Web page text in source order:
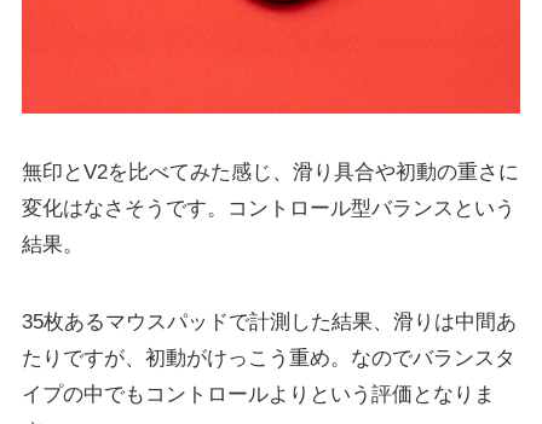
無印とV2を比べてみた感じ、滑り具合や初動の重さに
変化はなさそうです。コントロール型バランスという
結果。
35枚あるマウスパッドで計測した結果、滑りは中間あ
たりですが、初動がけっこう重め。なのでバランスタ
イプの中でもコントロールよりという評価となりま